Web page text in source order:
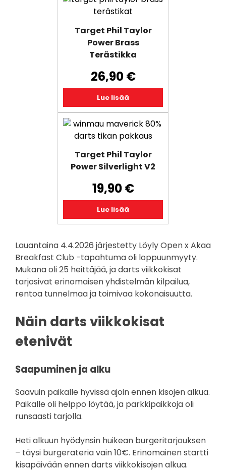
Target Phil Taylor
Power Brass
Terästikka
26,90€
Lue lisää
Target Phil Taylor
Power Silverlight V2
19,90€
Lue lisää
Lauantaina 4.4.2026 järjestetty Löyly Open x Akaa
Breakfast Club -tapahtuma oli loppuunmyyty.
Mukana oli 25 heittäjää, ja darts viikkokisat
tarjosivat erinomaisen yhdistelmän kilpailua,
rentoa tunnelmaa ja toimivaa kokonaisuutta.
Näin darts viikkokisat
etenivät
Saapuminen ja alku
Saavuin paikalle hyvissä ajoin ennen kisojen alkua.
Paikalle oli helppo löytää, ja parkkipaikkoja oli
runsaasti tarjolla.
Heti alkuun hyödynsin huikean burgeritarjouksen
– täysi burgerateria vain 10€. Erinomainen startti
kisapäivään ennen darts viikkokisojen alkua.